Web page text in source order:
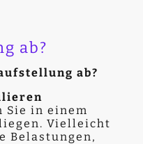
ab?
ab?
Sie in einem
Vielleicht
Belastungen,